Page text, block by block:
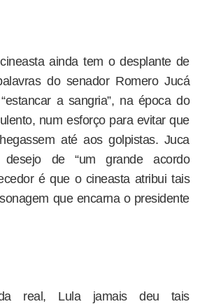
ainda tem o desplante de
do senador Romero Jucá
a sangria”, na época do
num esforço para evitar que
até aos golpistas. Juca
de “um grande acordo
é que o cineasta atribui tais
que encarna o presidente
real, Lula jamais deu tais